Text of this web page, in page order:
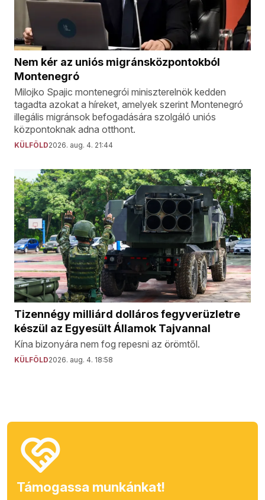
Nem kér az uniós migránsközpontokból
Montenegró
Milojko Spajic montenegrói miniszterelnök kedden
tagadta azokat a híreket, amelyek szerint Montenegró
illegális migránsok befogadására szolgáló uniós
központoknak adna otthont.
KÜLFÖLD2026. aug. 4. 21:44
Tizennégy milliárd dolláros fegyverüzletre
készül az Egyesült Államok Tajvannal
Kína bizonyára nem fog repesni az örömtől.
KÜLFÖLD2026. aug. 4. 18:58
Támogassa munkánkat!